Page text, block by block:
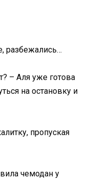
разбежались…
– Аля уже готова
на остановку и
пропуская
чемодан у